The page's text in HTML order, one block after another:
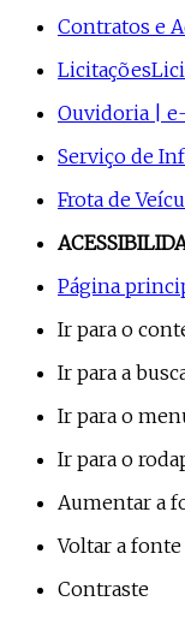
Contratos e
Licitações
Ouvidoria |
Serviço de
Frota de
Página
Ir para o
Ir para a
Ir para o
Ir para o
Aumentar a
Voltar a
Contraste